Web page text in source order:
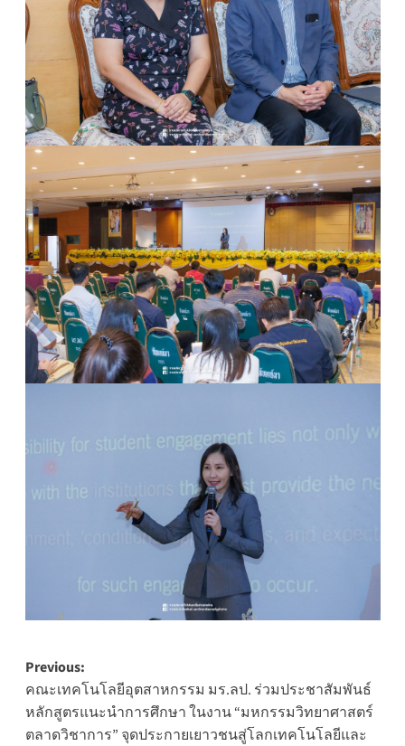
Post
navigation
Previous:
คณะเทคโนโลยีอุตสาหกรรม มร.ลป. ร่วมประชาสัมพันธ์
หลักสูตรแนะนำการศึกษา ในงาน “มหกรรมวิทยาศาสตร์
ตลาดวิชาการ” จุดประกายเยาวชนสู่โลกเทคโนโลยีและ